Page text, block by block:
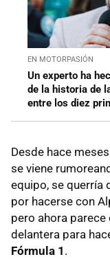
EN MOTORPASIÓN
Un experto ha
de la historia de
entre los diez
Desde hace
se viene
equipo, se querría
por hacerse con
pero ahora parece
delantera para
Fórmula 1 .